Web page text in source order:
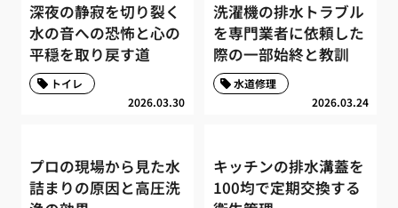
深夜の静寂を切り裂く
水の音への恐怖と心の
平穏を取り戻す道
2026.03.30
トイレ
洗濯機の排水トラブル
を専門業者に依頼した
際の一部始終と教訓
2026.03.24
水道修理
プロの現場から見た水
詰まりの原因と高圧洗
キッチンの排水溝蓋を
100均で定期交換する